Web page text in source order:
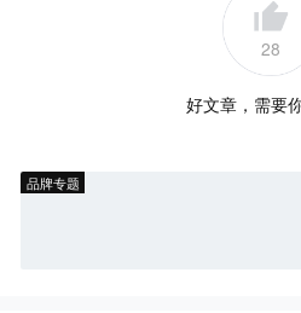
28
好文章，需要
品牌专题